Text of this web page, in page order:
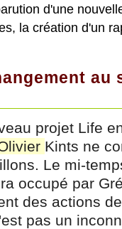
d'une
la création d'un
au
projet Life
Kints ne
Le mi-
occupé par
des actions
pas un